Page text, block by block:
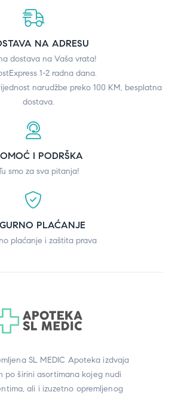
NA ADRESU
dostava na Vaša vrata!
1-2 radna dana.
narudžbe preko 100 KM, besplatna
dostava.
I PODRŠKA
smo za sva pitanja!
PLAĆANJE
plaćanje i zaštita prava
SL MEDIC Apoteka izdvaja
po širini asortimana kojeg nudi
ali i izuzetno opremljenog